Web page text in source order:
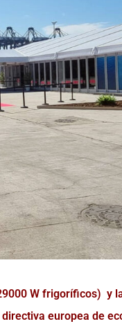
W frigoríficos) y
directiva europea de